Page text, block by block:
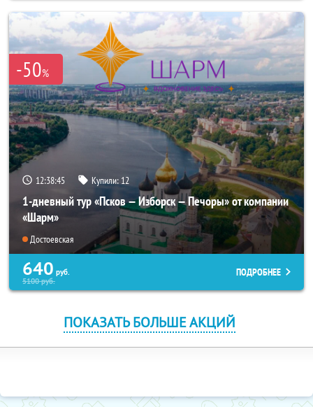
-50%
12:38:45 Купили: 12
1-дневный тур «Псков — Изборск — Печоры» от компании
«Шарм»
Достоевская
640 руб.
5100руб.
ПОДРОБНЕЕ
ПОКАЗАТЬ БОЛЬШЕ АКЦИЙ